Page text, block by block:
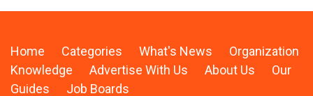
Home Categories What's News
Organization
Knowledge
Advertise With Us About Us
Our
Guides
Job Boards